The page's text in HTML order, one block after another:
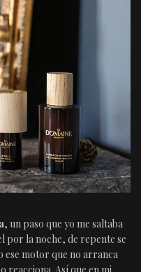
, un paso que yo me saltaba
por la noche, de repente se
ese motor que no arranca